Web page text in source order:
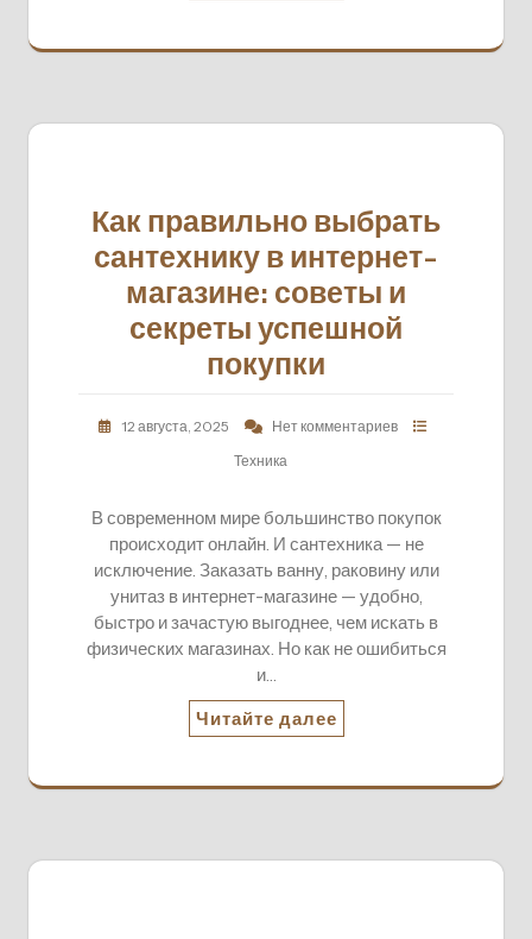
Как правильно выбрать
сантехнику в интернет-
магазине: советы и
секреты успешной
покупки
12 августа, 2025
Нет комментариев
Техника
В современном мире большинство покупок
происходит онлайн. И сантехника — не
исключение. Заказать ванну, раковину или
унитаз в интернет-магазине — удобно,
быстро и зачастую выгоднее, чем искать в
физических магазинах. Но как не ошибиться
и…
Читайте далее